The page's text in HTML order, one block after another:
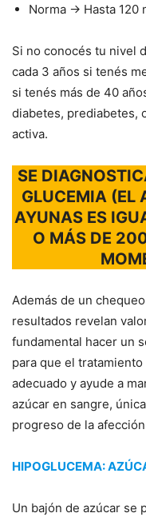
Norma → Hasta 120
Si no conocés tu nivel
cada 3 años si tenés
si tenés más de 40
diabetes, prediabetes,
activa.
SE
GLUCEMIA (EL
AYUNAS ES
O MÁS DE
Además de un
resultados revelan
fundamental hacer un
para que el
adecuado y ayude a
azúcar en sangre,
progreso de la
HIPOGLUCEMA:
Un bajón de azúcar se